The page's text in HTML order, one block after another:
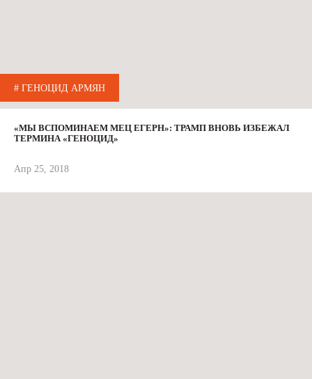
# ГЕНОЦИД АРМЯН
«МЫ ВСПОМИНАЕМ МЕЦ ЕГЕРН»: ТРАМП ВНОВЬ ИЗБЕЖАЛ
ТЕРМИНА «ГЕНОЦИД»
Апр 25, 2018